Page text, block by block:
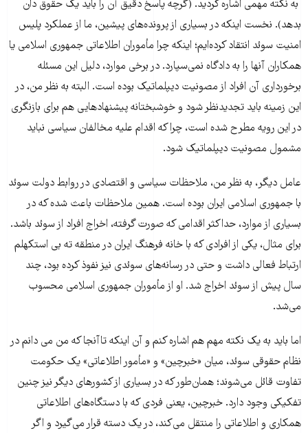
به نکته مهمی اشاره کردید. (گرچه پاسخ دقیق آن را باید یک حقوق دان
بدهد). نخست اینکه در بسیاری از پرونده‌های پیشین، ما از عملکرد پلیس
امنیت سوئد انتقاد کرده‌ایم؛ اینکه چرا مأموران اطلاعاتی جمهوری اسلامی یا
همکاران آنها را به دادگاه نمی‌سپارد. در برخی موارد، دلیل این مسئله
برخورداری آن افراد از مصونیت دیپلماتیک بوده است. البته به نظر من، در
این زمینه باید تجدیدنظر شود و خوشبختانه پیشنهادهایی هم برای بازنگری
در این رویه مطرح شده است، چرا که اقدام علیه مخالفان سیاسی نباید
مشمول مصونیت دیپلماتیک شود.
عامل دیگر، به نظر من، ملاحظات سیاسی و اقتصادی در روابط دولت سوئد
با جمهوری اسلامی ایران بوده است. همین ملاحظات باعث شده که در
بسیاری از موارد، حداکثر اقدامی که صورت گرفته، اخراج افراد از سوئد باشد.
برای مثال، یکی از افرادی که با خانه فرهنگ ایران در منطقه ته بی استکهلم
ارتباط فعالی داشت و حتی در رسانه‌های سوئدی نیز نفوذ کرده بود، چند
سال پیش از سوئد اخراج شد. او از مأموران جمهوری اسلامی محسوب
می‌شد.
اما باید به یک نکته مهم هم اشاره کنم و آن اینکه تاآنجا که من می دانم در
نظام حقوقی سوئد، میان «خبرچین» و «مأمور اطلاعاتی» یک حکومت
تفاوت قائل می‌شوند؛ همان‌طور که در بسیاری از کشورهای دیگر نیز چنین
تفکیکی وجود دارد. خبرچین، یعنی فردی که با دستگاه‌های اطلاعاتی
همکاری و اطلاعاتی را منتقل می‌کند، در یک دسته قرار می‌گیرد و اگر